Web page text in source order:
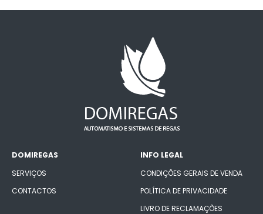
DOMIREGAS
SERVIÇOS
CONTACTOS
INFO LEGAL
CONDIÇÕES GERAIS DE VENDA
POLÍTICA DE PRIVACIDADE
LIVRO DE RECLAMAÇÕES